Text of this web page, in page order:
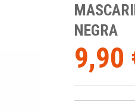
NEGRA
9,90